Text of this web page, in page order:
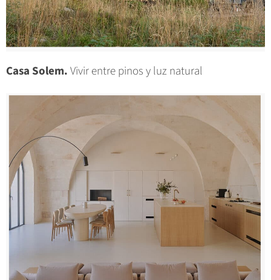
Casa Solem.Vivir entre pinos y luz natural